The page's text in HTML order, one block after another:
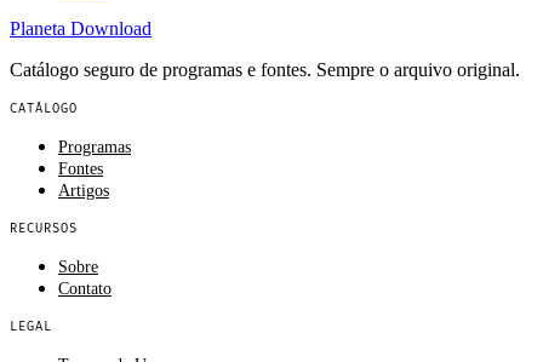
Planeta Download
Catálogo seguro de programas e fontes. Sempre o arquivo original.
CATÁLOGO
Programas
Fontes
Artigos
RECURSOS
Sobre
Contato
LEGAL